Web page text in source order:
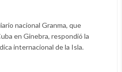
nacional Granma, que
en Ginebra, respondió la
internacional de la Isla.